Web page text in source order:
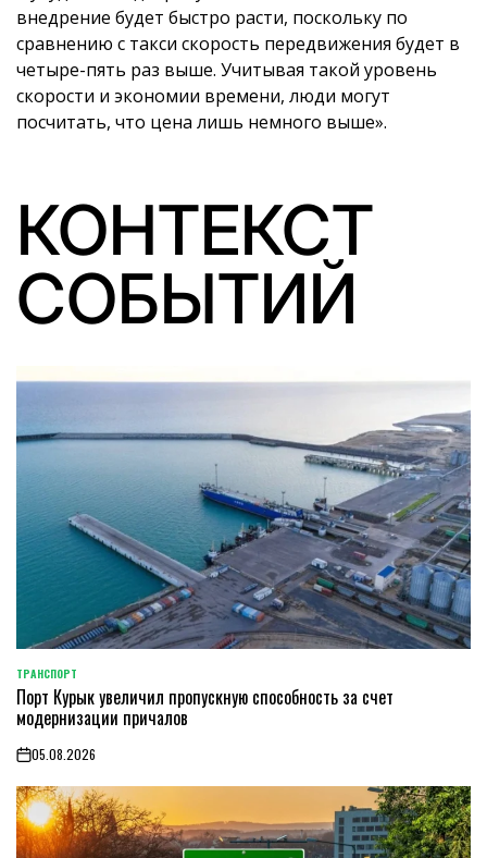
внедрение будет быстро расти, поскольку по
сравнению с такси скорость передвижения будет в
четыре-пять раз выше. Учитывая такой уровень
скорости и экономии времени, люди могут
посчитать, что цена лишь немного выше».
КОНТЕКСТ
СОБЫТИЙ
POSTED
IN
ТРАНСПОРТ
Порт Курык увеличил пропускную способность за счет
модернизации причалов
on05.08.2026